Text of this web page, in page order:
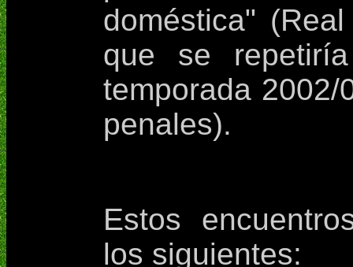
doméstica"
que se
temporada 2002/
penales).
Estos
los siguientes: